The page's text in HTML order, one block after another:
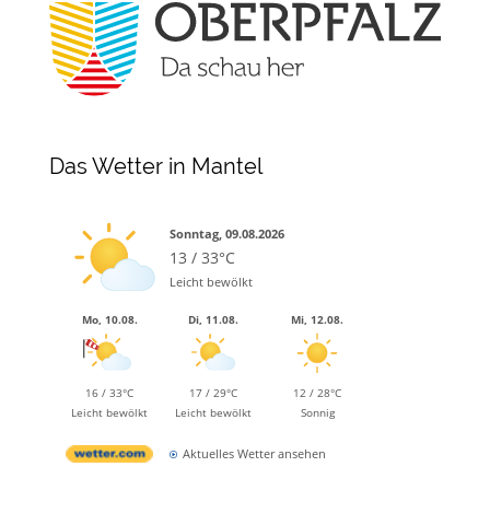
Das Wetter in Mantel
Sonntag, 09.08.2026
13 / 33°C
Leicht bewölkt
Mo, 10.08.
16 / 33°C
Leicht bewölkt
Di, 11.08.
17 / 29°C
Leicht bewölkt
Mi, 12.08.
12 / 28°C
Sonnig
Aktuelles Wetter ansehen